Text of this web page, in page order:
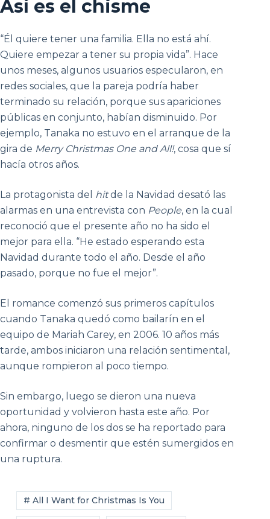
Así es el chisme
“Él quiere tener una familia. Ella no está ahí.
Quiere empezar a tener su propia vida”. Hace
unos meses, algunos usuarios especularon, en
redes sociales, que la pareja podría haber
terminado su relación, porque sus apariciones
públicas en conjunto, habían disminuido. Por
ejemplo, Tanaka no estuvo en el arranque de la
gira de Merry Christmas One and All!, cosa que sí
hacía otros años.
La protagonista del hitde la Navidad desató las
alarmas en una entrevista con People, en la cual
reconoció que el presente año no ha sido el
mejor para ella. “He estado esperando esta
Navidad durante todo el año. Desde el año
pasado, porque no fue el mejor”.
El romance comenzó sus primeros capítulos
cuando Tanaka quedó como bailarín en el
equipo de Mariah Carey, en 2006. 10 años más
tarde, ambos iniciaron una relación sentimental,
aunque rompieron al poco tiempo.
Sin embargo, luego se dieron una nueva
oportunidad y volvieron hasta este año. Por
ahora, ninguno de los dos se ha reportado para
confirmar o desmentir que estén sumergidos en
una ruptura.
# All I Want for Christmas Is You